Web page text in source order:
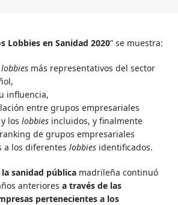
Lobbies en Sanidad 2020” se muestra:
lobbies más representativos del sector
influencia,
entre grupos empresariales
y loslobbies incluidos, y finalmente
de grupos empresariales
a los diferenteslobbies identificados.
sanidad pública madrileña continuó
anterioresa través de las
pertenecientes a los